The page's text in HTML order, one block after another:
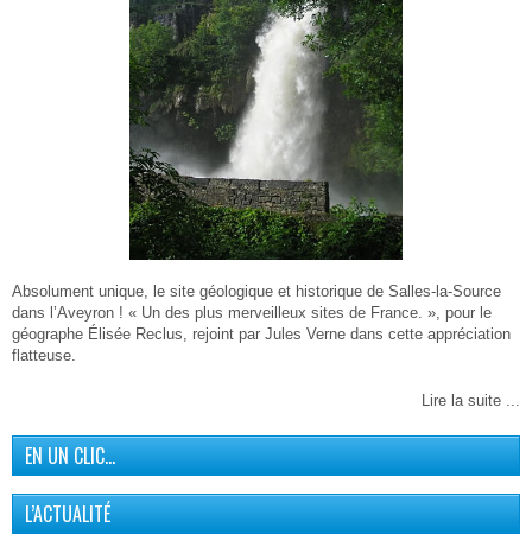
Absolument unique, le site géologique et historique de Salles-la-Source
dans l’Aveyron ! « Un des plus merveilleux sites de France. », pour le
géographe Élisée Reclus, rejoint par Jules Verne dans cette appréciation
flatteuse.
Lire la suite ...
EN UN CLIC…
L’ACTUALITÉ